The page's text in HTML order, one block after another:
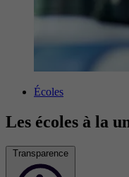
Écoles
Les écoles à la
Transparence